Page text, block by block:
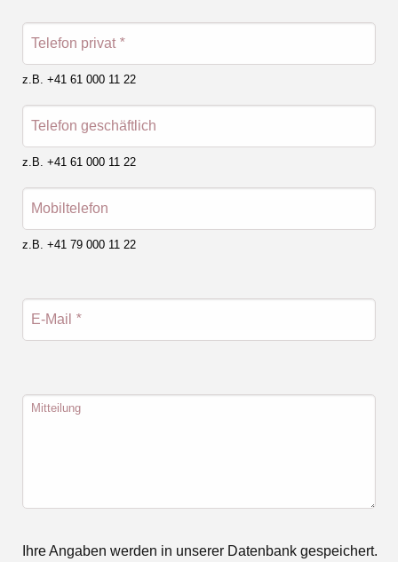
Telefon privat *
z.B. +41 61 000 11 22
Telefon geschäftlich
z.B. +41 61 000 11 22
Mobiltelefon
z.B. +41 79 000 11 22
E-Mail *
Mitteilung
Ihre Angaben werden in unserer Datenbank gespeichert.